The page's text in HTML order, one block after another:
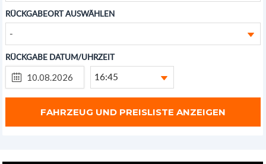
RÜCKGABEORT AUSWÄHLEN
-
RÜCKGABE DATUM/UHRZEIT
16:45